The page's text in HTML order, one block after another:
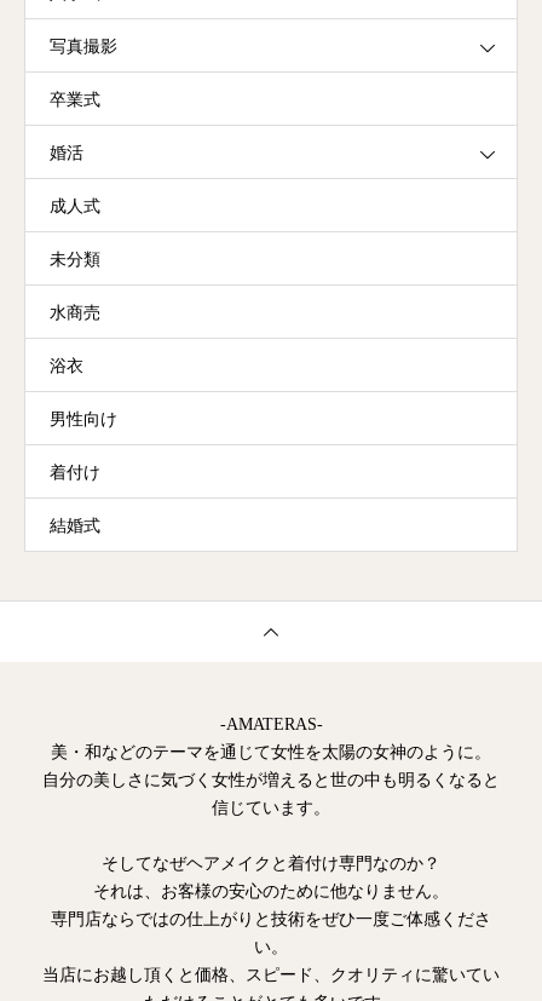
写真撮影
卒業式
婚活
成人式
未分類
水商売
浴衣
男性向け
着付け
結婚式
-AMATERAS-
美・和などのテーマを通じて女性を太陽の女神のように。
自分の美しさに気づく女性が増えると世の中も明るくなると
信じています。
そしてなぜヘアメイクと着付け専門なのか？
それは、お客様の安心のために他なりません。
専門店ならではの仕上がりと技術をぜひ一度ご体感くださ
い。
当店にお越し頂くと価格、スピード、クオリティに驚いてい